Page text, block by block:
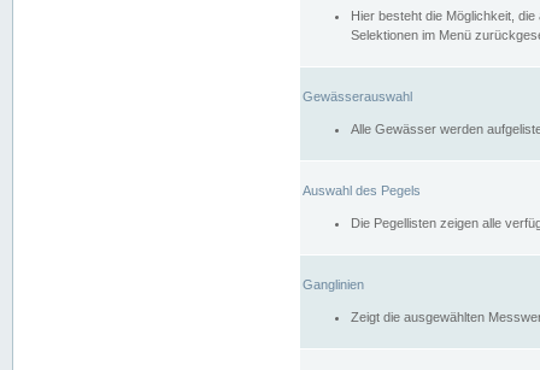
Hier besteht die Möglichkeit,
Selektionen im Menü
Gewässerauswahl
Alle Gewässer werden
Auswahl des Pegels
Die Pegellisten zeigen alle
Ganglinien
Zeigt die ausgewählten